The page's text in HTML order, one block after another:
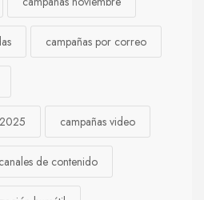
campañas por correo
campañas video
canales de contenido